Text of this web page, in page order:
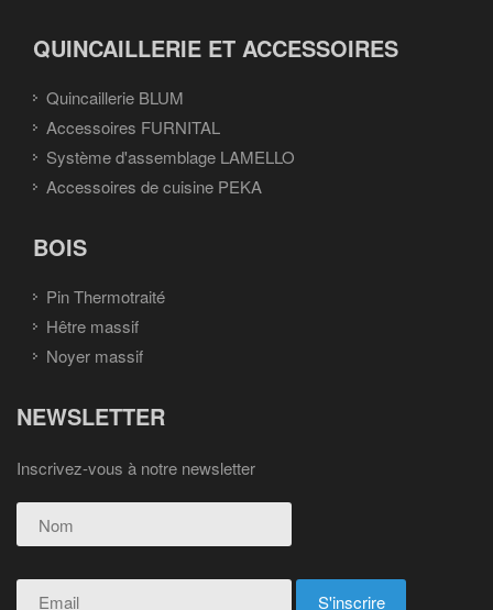
QUINCAILLERIE ET ACCESSOIRES
Quincaillerie BLUM
Accessoires FURNITAL
Système d'assemblage LAMELLO
Accessoires de cuisine PEKA
BOIS
Pin Thermotraité
Hêtre massif
Noyer massif
NEWSLETTER
Inscrivez-vous à notre newsletter